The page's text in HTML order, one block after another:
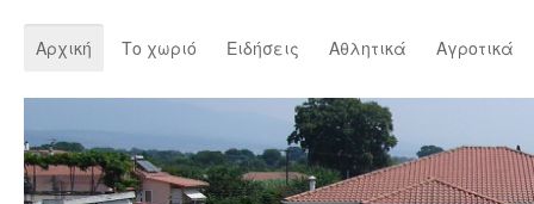
Αρχική Το χωριό Ειδήσεις Αθλητικά Αγροτικά